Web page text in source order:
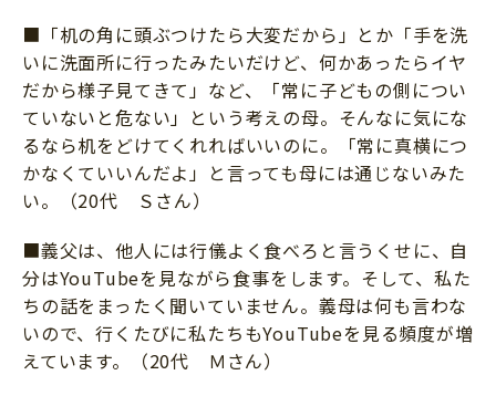
■「机の角に頭ぶつけたら大変だから」とか「手を洗
いに洗面所に行ったみたいだけど、何かあったらイヤ
だから様子見てきて」など、「常に子どもの側につい
ていないと危ない」という考えの母。そんなに気にな
るなら机をどけてくれればいいのに。「常に真横につ
かなくていいんだよ」と言っても母には通じないみた
い。（20代 Ｓさん）
■義父は、他人には行儀よく食べろと言うくせに、自
分はYouTubeを見ながら食事をします。そして、私た
ちの話をまったく聞いていません。義母は何も言わな
いので、行くたびに私たちもYouTubeを見る頻度が増
えています。（20代 Ｍさん）